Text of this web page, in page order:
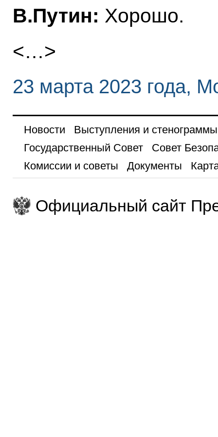
В.Путин: Хорошо.
<…>
23 марта 2023 года,
Новости
Выступления и стенограммы
Государственный Совет
Совет
Комиссии и советы
Документы
Официальный сайт